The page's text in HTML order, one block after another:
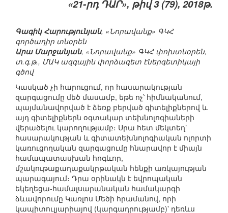
«21-րդ ԴԱՐ», թիվ 3 (79), 2018թ.
Գագիկ Հարությունյան, «Նորավանք» ԳԿՀ
գործադիր տնօրեն
Արա Մարջանյան, «Նորավանք» ԳԿՀ փոխտնօրեն,
տ.գ.թ., ՄԱԿ ազգային փորձագետ էներգետիկայի
գծով
Կասկած չի հարուցում, որ հասարակության
զարգացումը մեծ մասամբ, եթե ոչ՝ հիմնականում,
պայմանավորված է ձեռք բերված գիտելիքներով և
այդ գիտելիքներն օգտակար տեխնոլոգիաների
վերածելու կարողությամբ։ Սրա հետ մեկտեղ՝
հասարակության և գիտատեխնոլոգիական ոլորտի
կառուցողական զարգացումը հնարավոր է միայն
համապատասխան հոգևոր,
մշակութաքաղաքակրթական հենքի առկայության
պարագայում։ Դրա օրինակն է եվրոպական
եկեղեցա-համալսարանական համակարգի
ձևավորումը Կառլոս Մեծի հրամանով, որի
կապիտուլյարիայով (կարգադրությամբ)՝ դեռևս